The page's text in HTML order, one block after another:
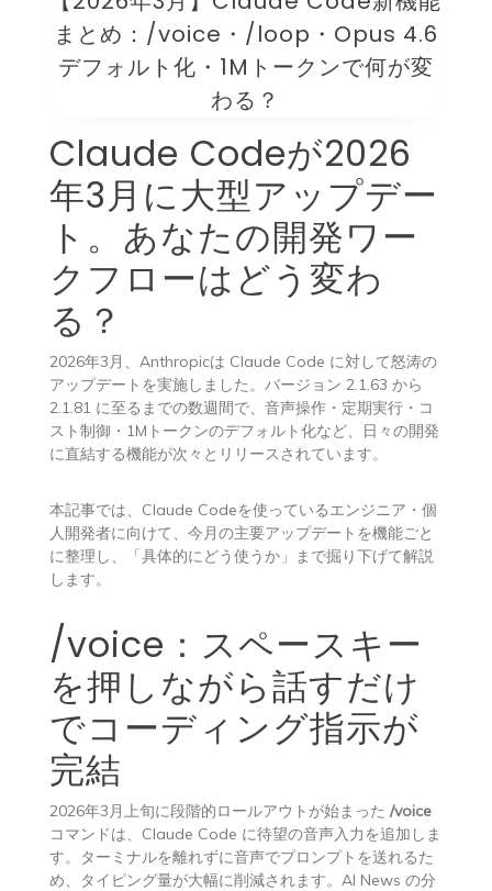
まとめ：/voice・/loop・Opus 4.6
デフォルト化・1Mトークンで何が変
わる？
Claude Codeが2026
年3月に大型アップデー
ト。あなたの開発ワー
クフローはどう変わ
る？
2026年3月、Anthropicは Claude Code に対して怒涛の
アップデートを実施しました。バージョン 2.1.63 から
2.1.81 に至るまでの数週間で、音声操作・定期実行・コ
スト制御・1Mトークンのデフォルト化など、日々の開発
に直結する機能が次々とリリースされています。
本記事では、Claude Codeを使っているエンジニア・個
人開発者に向けて、今月の主要アップデートを機能ごと
に整理し、「具体的にどう使うか」まで掘り下げて解説
します。
/voice：スペースキー
を押しながら話すだけ
でコーディング指示が
完結
2026年3月上旬に段階的ロールアウトが始まった /voice
コマンドは、Claude Code に待望の音声入力を追加しま
す。ターミナルを離れずに音声でプロンプトを送れるた
め、タイピング量が大幅に削減されます。AI News の分